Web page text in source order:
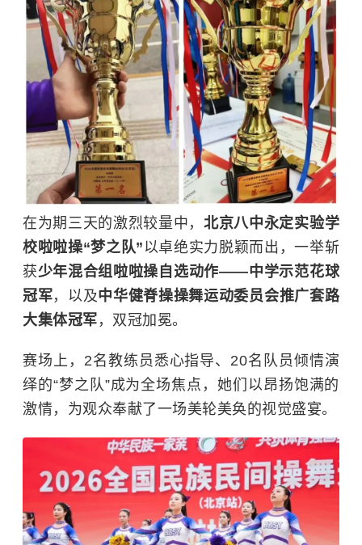
在为期三天的激烈较量中，北京八中永定实验学
校啦啦操“梦之队” 以卓绝实力脱颖而出，一举斩
获少年混合组啦啦操自选动作——中学示范花球
冠军，以及中华健脊操操舞运动委员会推广套路
大集体冠军 ，双冠加冕。
赛场上，2名教练员悉心指导、20名队员倾情演
绎的“梦之队”成为全场焦点，她们以昂扬饱满的
激情，为观众奉献了一场美轮美奂的视觉盛宴。